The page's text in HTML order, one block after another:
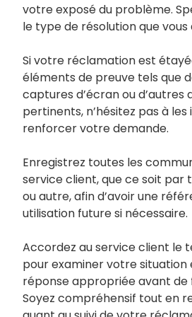
votre exposé du problème.
le type de résolution que
Si votre réclamation est
éléments de preuve tels que
captures d’écran ou d’autres
pertinents, n’hésitez pas à
renforcer votre demande.
Enregistrez toutes les
service client, que ce soit par
ou autre, afin d’avoir une
utilisation future si nécessaire.
Accordez au service client le
pour examiner votre situation
réponse appropriée avant de
Soyez compréhensif tout en